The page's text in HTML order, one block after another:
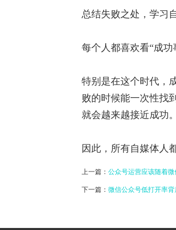
总结失败之处，学习
每个人都喜欢看“成功
特别是在这个时代，
败的时候能一次性找
就会越来越接近成功
因此，所有自媒体人
上一篇： 公众号运营应该随着微
下一篇： 微信公众号低打开率